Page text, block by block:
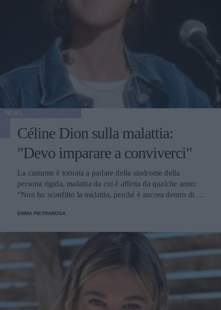
Céline Dion sulla malattia:
"Devo imparare a conviverci"
La cantante è tornata a parlare della sindrome della
persona rigida, malattia da cui è affetta da qualche anno:
“Non ho sconfitto la malattia, perché è ancora dentro di me
EMMA PIETRAROSA